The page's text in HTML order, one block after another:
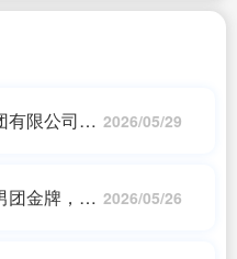
有限公司
2026/05/29
团金牌，并 2026/05/26